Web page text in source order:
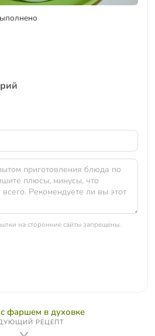
на сторонние сайты запрещены.
фаршем в духовке
РЕЦЕПТ